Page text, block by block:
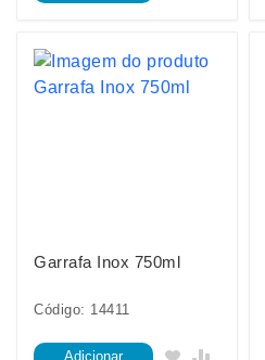
Garrafa Inox 750ml
Código: 14411
Adicionar